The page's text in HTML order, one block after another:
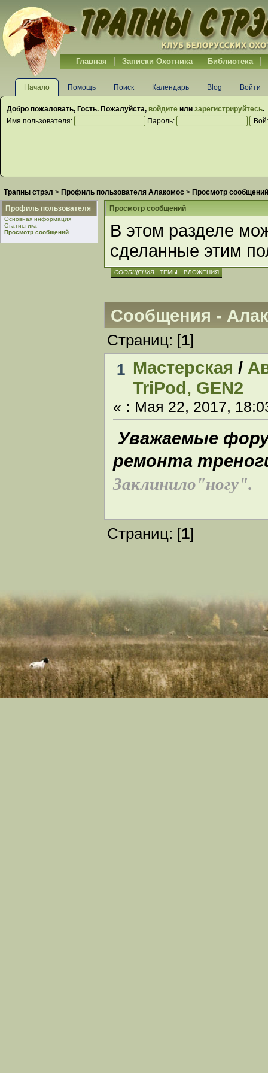
Главная Записки Охотника Библиотека
Начало Помощь Поиск Календарь Blog Войти
Добро пожаловать, Гость. Пожалуйста, войдите или зарегистрируйтесь.
Имя пользователя:
Пароль:
Трапны стрэл > Профиль пользователя Алакомос > Просмотр сообщений
Профиль пользователя
Основная информация
Статистика
Просмотр сообщений
Просмотр сообщений
В этом разделе
сделанные этим
СООБЩЕНИЯ ТЕМЫ ВЛОЖЕНИЯ
Сообщения -
Страниц: [1]
1 Мастерская /
TriPod, GEN2
« : Мая 22, 2017,
Уважаемые
ремонта
Заклинило"ногу".
Страниц: [1]